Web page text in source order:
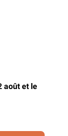
août et le